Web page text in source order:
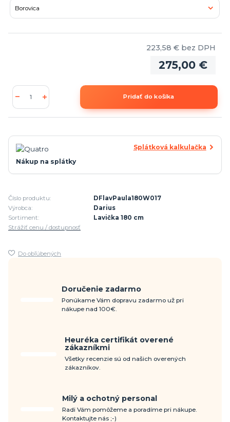
275,00 €
223,58 € bez DPH
Pridať do košíka
Splátková kalkulačka
Nákup na splátky
Číslo produktu:
DFlavPaula180W017
Výrobca:
Darius
Sortiment:
Lavička 180 cm
Strážiť cenu / dostupnosť
Do obľúbených
Doručenie zadarmo
Ponúkame Vám dopravu zadarmo už pri
nákupe nad 100€.
Heuréka certifikát overené
zákazníkmi
Všetky recenzie sú od našich overených
zákazníkov.
Milý a ochotný personal
Radi Vám pomôžeme a poradíme pri nákupe.
Kontaktujte nás ;-)